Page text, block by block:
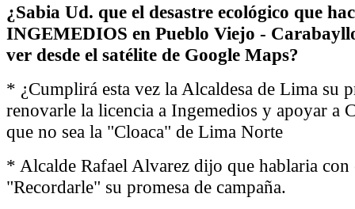
¿Sabia Ud. que el desastre ecológico que
INGEMEDIOS en Pueblo Viejo -
ver desde el satélite de Google Maps?
* ¿Cumplirá esta vez la Alcaldesa de Lima su
renovarle la licencia a Ingemedios y apoyar a
que no sea la "Cloaca" de Lima Norte
* Alcalde Rafael Alvarez dijo que hablaria con
"Recordarle" su promesa de campaña.